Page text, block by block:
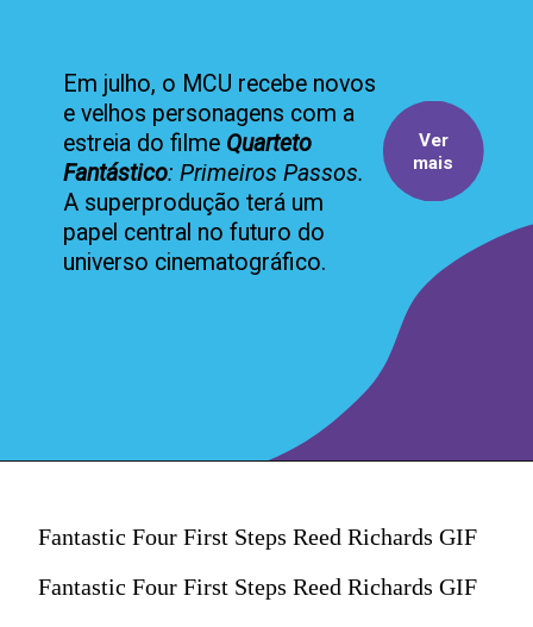
Em julho, o MCU recebe novos
e velhos personagens com a
estreia do filme Quarteto
Fantástico: Primeiros Passos.
A superprodução terá um
papel central no futuro do
universo cinematográfico.
Ver
mais
Fantastic Four First Steps Reed Richards GIF
Fantastic Four First Steps Reed Richards GIF